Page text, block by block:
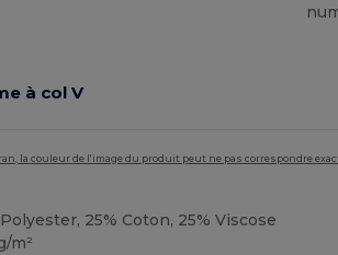
à col V
la couleur de l'image du produit peut ne pas correspondre
25% Coton, 25% Viscose
m²